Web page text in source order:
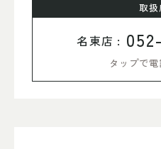
取扱
名東店 :
タップで